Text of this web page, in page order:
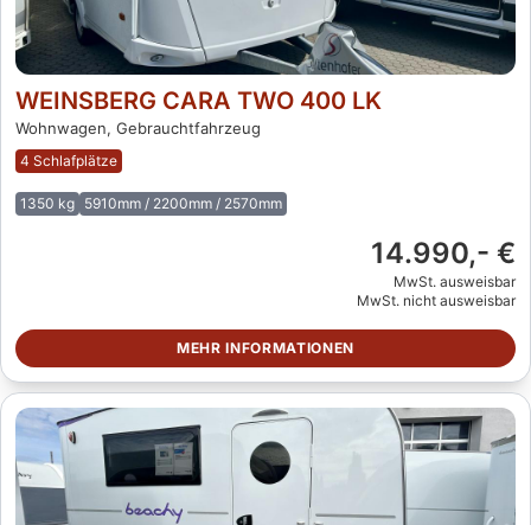
WEINSBERG CARA TWO 400 LK
Wohnwagen, Gebrauchtfahrzeug
4 Schlafplätze
1350 kg 5910mm / 2200mm / 2570mm
14.990,- €
MwSt. ausweisbar
MwSt. nicht ausweisbar
MEHR INFORMATIONEN